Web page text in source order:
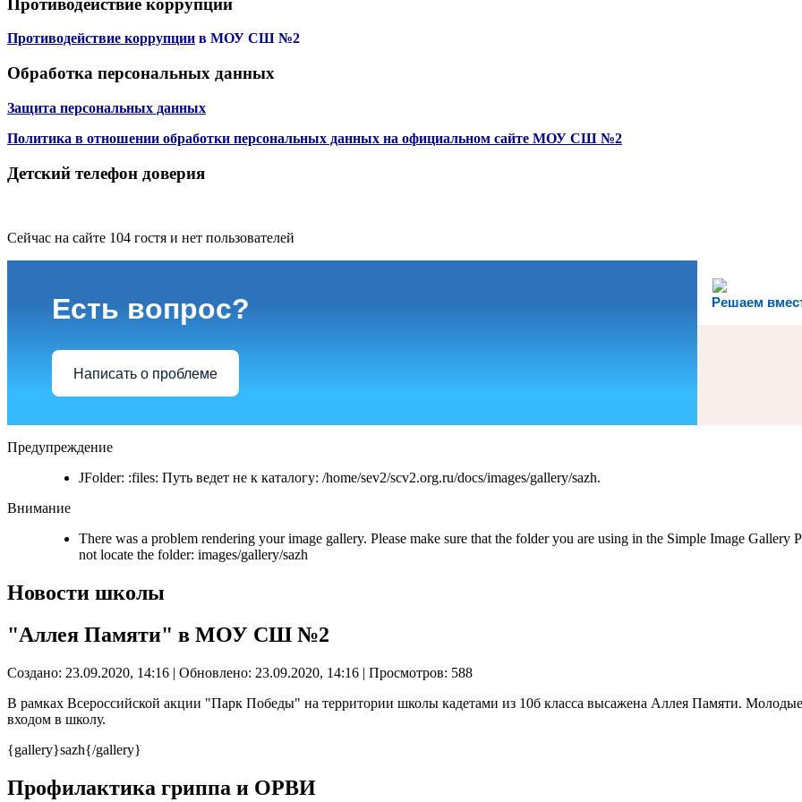
Противодействие коррупции в МОУ СШ №2
Обработка персональных данных
Защита персональных данных
Политика в отношении обработки персональных данных на официальном сайте МОУ СШ №2
Детский телефон доверия
Сейчас на сайте 104 гостя и нет пользователей
Решаем
Есть вопрос?
Написать о проблеме
Предупреждение
JFolder: :files: Путь ведет не к каталогу: /home/sev2/scv2.org.ru/docs/images/gallery/sazh.
Внимание
There was a problem rendering your image gallery. Please make sure that the folder you are using in the Simple Image
not locate the folder: images/gallery/sazh
Новости школы
"Аллея Памяти" в МОУ СШ №2
Создано: 23.09.2020, 14:16 | Обновлено: 23.09.2020, 14:16 | Просмотров: 588
В рамках Всероссийской акции "Парк Победы" на территории школы кадетами из 10б класса высажена Аллея Памяти.
входом в школу.
{gallery}sazh{/gallery}
Профилактика гриппа и ОРВИ